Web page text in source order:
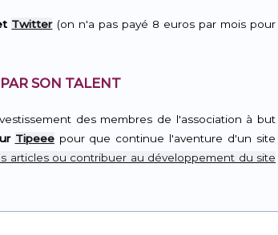
Twitter(on n'a pas payé 8 euros par mois pour
SON TALENT
des membres de l'association à but
Tipeeepour que continue l'aventure d'un site
articles ou contribuer au développement du site